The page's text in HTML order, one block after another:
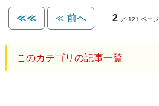
≪≪ ≪ 前へ 2 ／ 121 ページ
このカテゴリの記事一覧